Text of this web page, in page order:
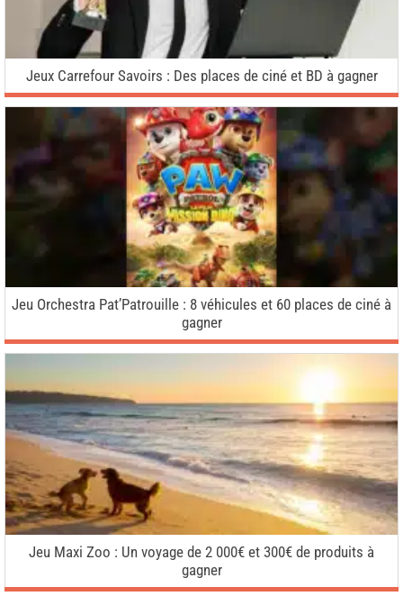
Jeux Carrefour Savoirs : Des places de ciné et BD à gagner
Jeu Orchestra Pat’Patrouille : 8 véhicules et 60 places de ciné à
gagner
Jeu Maxi Zoo : Un voyage de 2 000€ et 300€ de produits à
gagner